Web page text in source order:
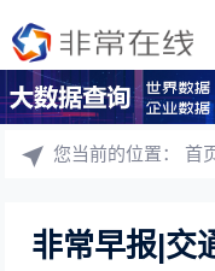
您当前的位置：首
非常早报|交